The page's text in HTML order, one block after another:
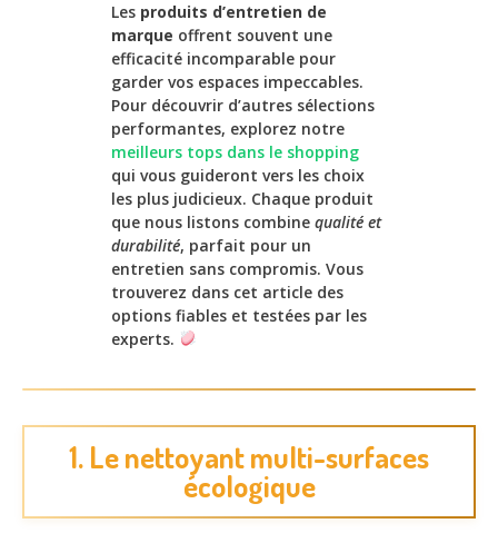
Les produits d’entretien de
marque offrent souvent une
efficacité incomparable pour
garder vos espaces impeccables.
Pour découvrir d’autres sélections
performantes, explorez notre
meilleurs tops dans le shopping
qui vous guideront vers les choix
les plus judicieux. Chaque produit
que nous listons combine qualité et
durabilité, parfait pour un
entretien sans compromis. Vous
trouverez dans cet article des
options fiables et testées par les
experts.
1. Le nettoyant multi-surfaces
écologique